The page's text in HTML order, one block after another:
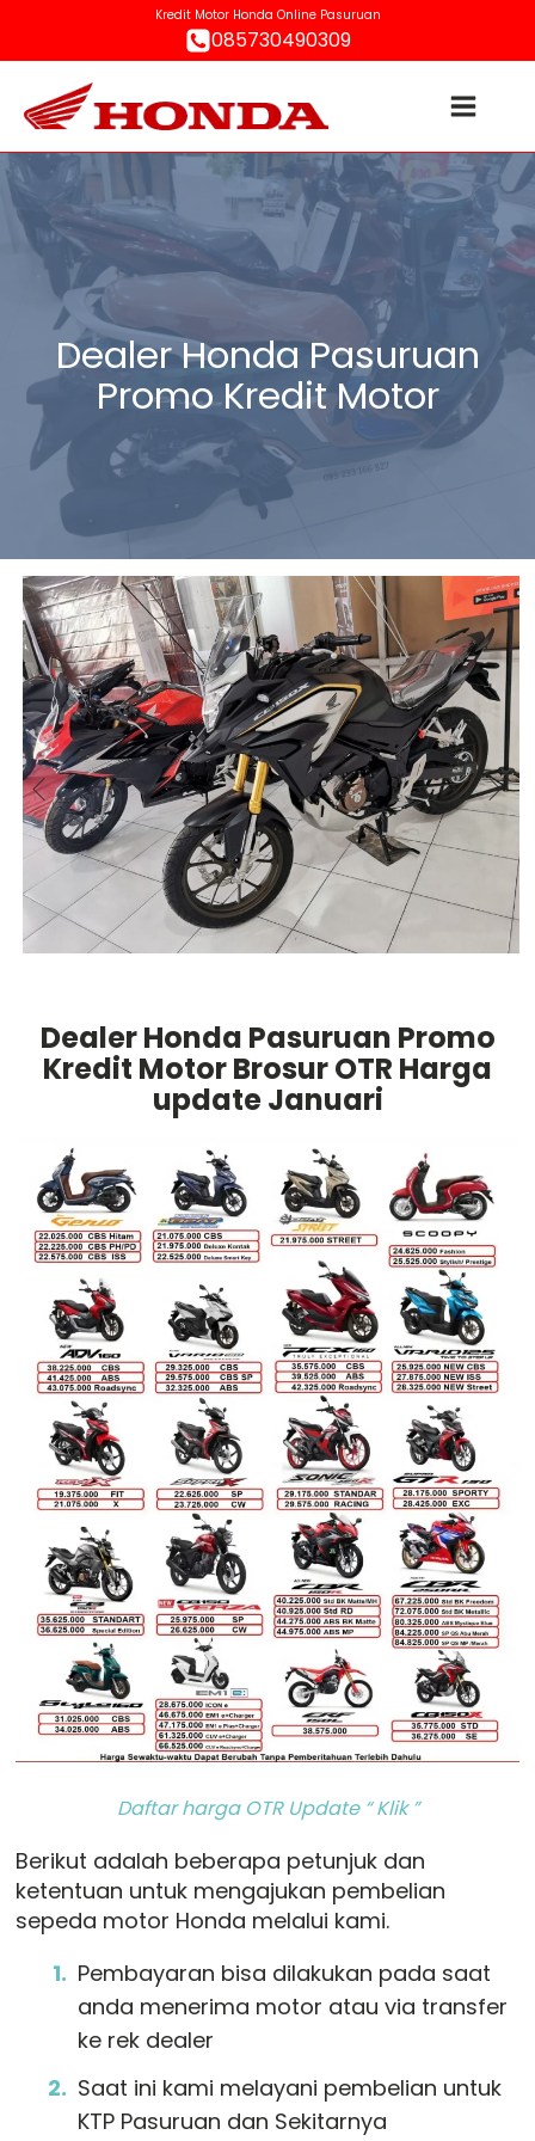
Kredit Motor Honda Online Pasuruan
085730490309
Dealer Honda Pasuruan
Promo Kredit Motor
Dealer Honda Pasuruan Promo
Kredit Motor Brosur OTR Harga
update Januari
Daftar harga OTR Update “ Klik ”
Berikut adalah beberapa petunjuk dan
ketentuan untuk mengajukan pembelian
sepeda motor Honda melalui kami.
Pembayaran bisa dilakukan pada saat
anda menerima motor atau via transfer
ke rek dealer
Saat ini kami melayani pembelian untuk
KTP Pasuruan dan Sekitarnya